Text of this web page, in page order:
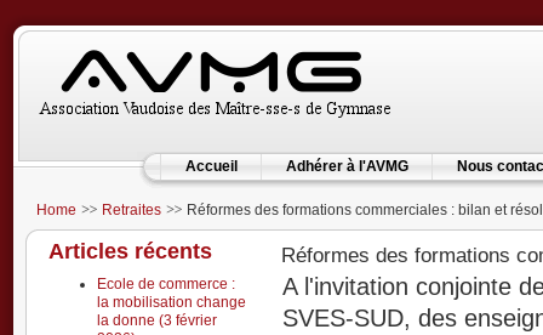
Accueil Adhérer à l'AVMG Nous
Home Retraites Réformes des formations commerciales : bilan et
Articles récents
Ecole de commerce :
la mobilisation change
la donne (3 février
Réformes des formations
A l'invitation conjointe
SVES-SUD, des